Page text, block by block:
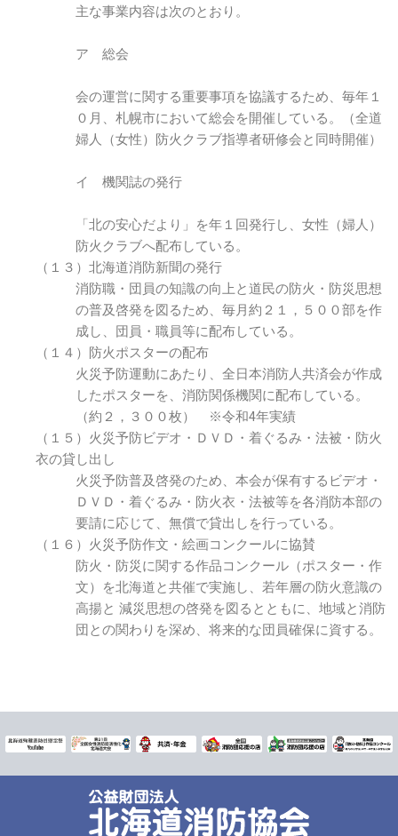
主な事業内容は次のとおり。
ア 総会
会の運営に関する重要事項を協議するため、毎年１
０月、札幌市において総会を開催している。（全道
婦人（女性）防火クラブ指導者研修会と同時開催）
イ 機関誌の発行
「北の安心だより」を年１回発行し、女性（婦人）
防火クラブへ配布している。
（１３）北海道消防新聞の発行
消防職・団員の知識の向上と道民の防火・防災思想
の普及啓発を図るため、毎月約２１，５００部を作
成し、団員・職員等に配布している。
（１４）防火ポスターの配布
火災予防運動にあたり、全日本消防人共済会が作成
したポスターを、消防関係機関に配布している。
（約２，３００枚） ※令和4年実績
（１５）火災予防ビデオ・ＤＶＤ・着ぐるみ・法被・防火
衣の貸し出し
火災予防普及啓発のため、本会が保有するビデオ・
ＤＶＤ・着ぐるみ・防火衣・法被等を各消防本部の
要請に応じて、無償で貸出しを行っている。
（１６）火災予防作文・絵画コンクールに協賛
防火・防災に関する作品コンクール（ポスター・作
文）を北海道と共催で実施し、若年層の防火意識の
高揚と 減災思想の啓発を図るとともに、地域と消防
団との関わりを深め、将来的な団員確保に資する。